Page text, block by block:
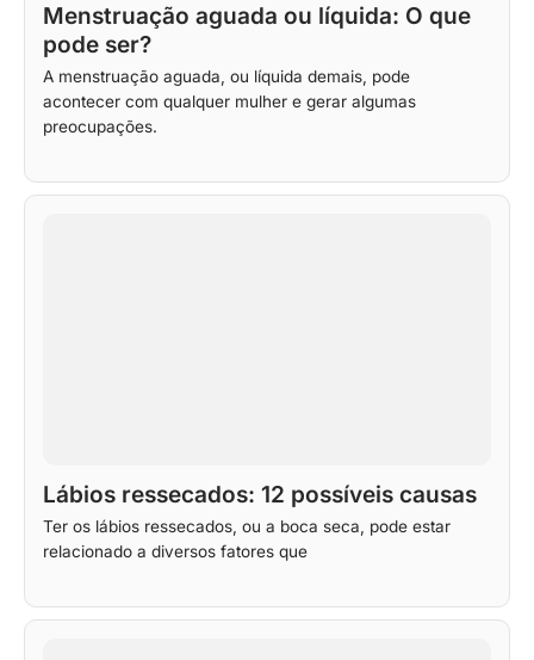
Menstruação aguada ou líquida: O que
pode ser?
A menstruação aguada, ou líquida demais, pode
acontecer com qualquer mulher e gerar algumas
preocupações.
Lábios ressecados: 12 possíveis causas
Ter os lábios ressecados, ou a boca seca, pode estar
relacionado a diversos fatores que